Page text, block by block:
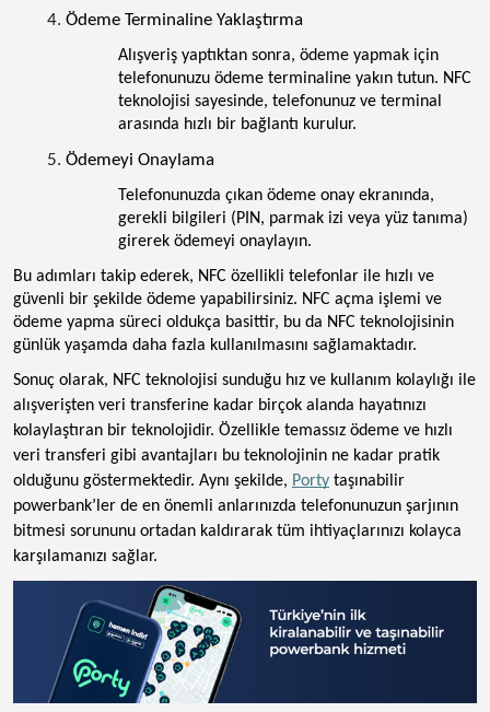
Ödeme Terminaline Yaklaştırma
Alışveriş yaptıktan sonra, ödeme yapmak için
telefonunuzu ödeme terminaline yakın tutun. NFC
teknolojisi sayesinde, telefonunuz ve terminal
arasında hızlı bir bağlantı kurulur.
Ödemeyi Onaylama
Telefonunuzda çıkan ödeme onay ekranında,
gerekli bilgileri (PIN, parmak izi veya yüz tanıma)
girerek ödemeyi onaylayın.
Bu adımları takip ederek, NFC özellikli telefonlar ile hızlı ve
güvenli bir şekilde ödeme yapabilirsiniz. NFC açma işlemi ve
ödeme yapma süreci oldukça basittir, bu da NFC teknolojisinin
günlük yaşamda daha fazla kullanılmasını sağlamaktadır.
Sonuç olarak, NFC teknolojisi sunduğu hız ve kullanım kolaylığı ile
alışverişten veri transferine kadar birçok alanda hayatınızı
kolaylaştıran bir teknolojidir. Özellikle temassız ödeme ve hızlı
veri transferi gibi avantajları bu teknolojinin ne kadar pratik
olduğunu göstermektedir. Aynı şekilde, Porty taşınabilir
powerbank’ler de en önemli anlarınızda telefonunuzun şarjının
bitmesi sorununu ortadan kaldırarak tüm ihtiyaçlarınızı kolayca
karşılamanızı sağlar.